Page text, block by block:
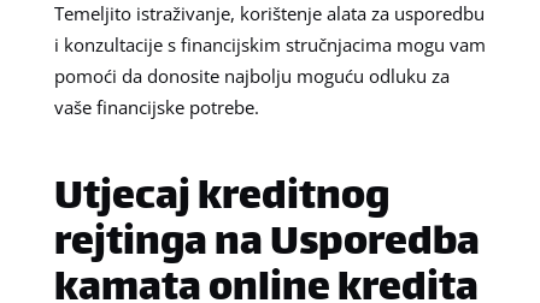
Temeljito istraživanje, korištenje alata za usporedbu
i konzultacije s financijskim stručnjacima mogu vam
pomoći da donosite najbolju moguću odluku za
vaše financijske potrebe.
Utjecaj kreditnog
rejtinga na Usporedba